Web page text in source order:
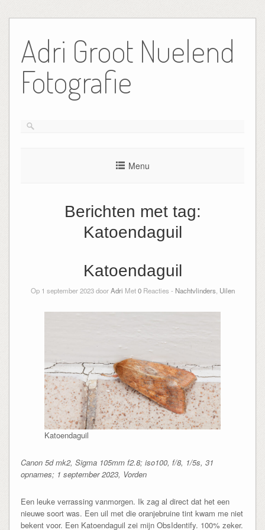
de
inhoud
Adri Groot Nuelend
Fotografie
Menu
Berichten met tag:
Katoendaguil
Katoendaguil
Op 1 september 2023 doorAdri Met0Reacties - Nachtvlinders Uilen
Katoendaguil
Canon 5d mk2, Sigma 105mm f2.8; iso100, f/8, 1/5s, 31
opnames; 1 september 2023, Vorden
Een leuke verrassing vanmorgen. Ik zag al direct dat het een
nieuwe soort was. Een uil met die oranjebruine tint kwam me niet
bekent voor. Een Katoendaguil zei mijn ObsIdentify. 100% zeker.